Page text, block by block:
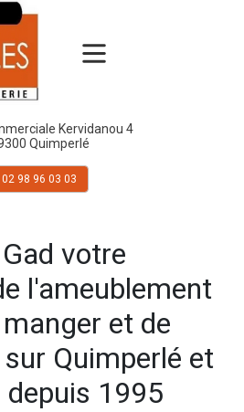
Kervidanou 4
Quimperlé
02 98 96 03 03
votre
l'ameublement
et de
Quimperlé et
depuis 1995